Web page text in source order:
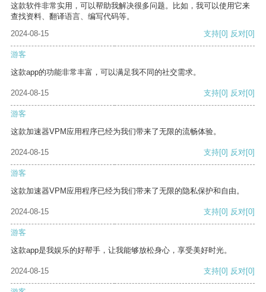
这款软件非常实用，可以帮助我解决很多问题。比如，我可以使用它来
查找资料、翻译语言、编写代码等。
2024-08-15
支持[0] 反对[0]
游客
这款app的功能非常丰富，可以满足我不同的社交需求。
2024-08-15 支持[0] 反对[0]
游客
这款加速器VPM应用程序已经为我们带来了无限的流畅体验。
2024-08-15 支持[0] 反对[0]
游客
这款加速器VPM应用程序已经为我们带来了无限的隐私保护和自由。
2024-08-15 支持[0] 反对[0]
游客
这款app是我娱乐的好帮手，让我能够放松身心，享受美好时光。
2024-08-15 支持[0] 反对[0]